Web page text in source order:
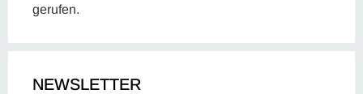
gerufen.
NEWSLETTER